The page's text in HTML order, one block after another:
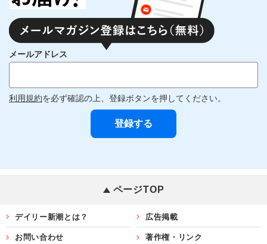
メールアドレス
利用規約を必ず確認の上、登録ボタンを押してください。
ページTOP
デイリー新潮とは？ 広告掲載
お問い合わせ 著作権・リンク